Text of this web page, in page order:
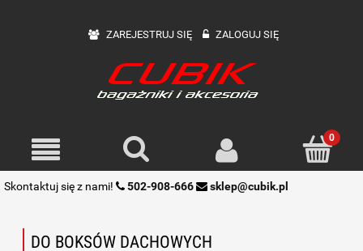
ZAREJESTRUJ SIĘ ZALOGUJ SIĘ
Skontaktuj się z nami! 502-908-666 sklep@cubik.pl
DO BOKSÓW DACHOWYCH